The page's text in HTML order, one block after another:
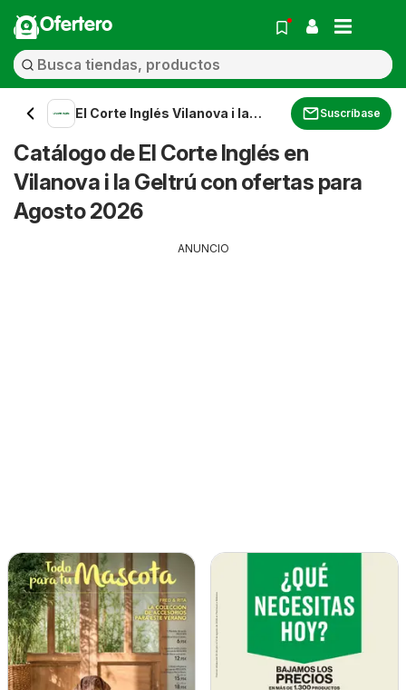
Ofertero
El Corte Inglés Vilanova i la
Suscríbase
Catálogo de El Corte Inglés en
Vilanova i la Geltrú con ofertas para
Agosto 2026
ANUNCIO